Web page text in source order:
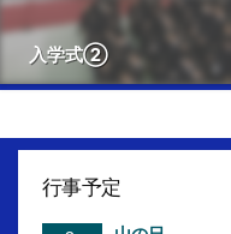
入学式②
行事予定